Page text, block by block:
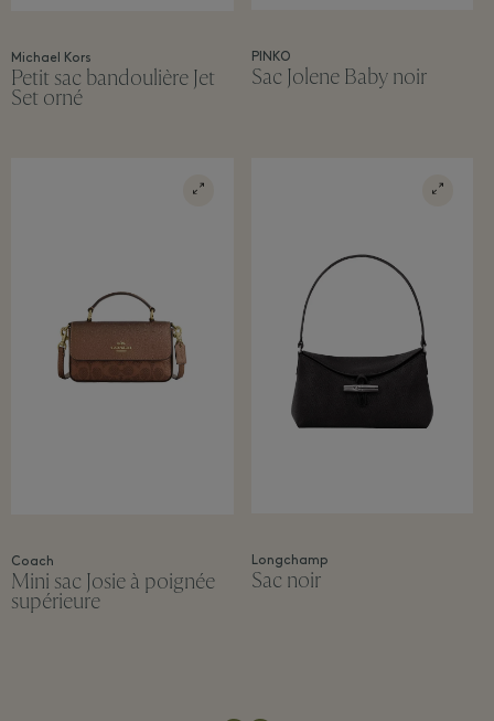
Michael Kors
Petit sac bandoulière Jet
Set orné
PINKO
Sac Jolene Baby noir
Coach
Mini sac Josie à poignée
supérieure
Longchamp
Sac noir